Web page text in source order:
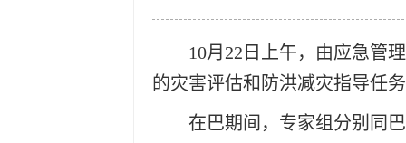
10月22日上午，由应急管
的灾害评估和防洪减灾指导任
在巴期间，专家组分别同